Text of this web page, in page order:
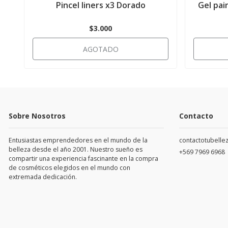
Pincel liners x3 Dorado
$3.000
AGOTADO
Gel
Sobre Nosotros
Entusiastas emprendedores en el mundo de la
belleza desde el año 2001. Nuestro sueño es
compartir una experiencia fascinante en la compra
de cosméticos elegidos en el mundo con
extremada dedicación.
Contacto
+569 7969 6968